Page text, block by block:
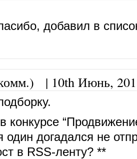
добавил в
| 10th Июнь,
конкурсе
один догадался не
в RSS-ленту? **